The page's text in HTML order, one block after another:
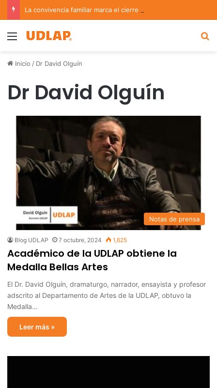
Menu
Inicio / Dr David Olguín
Dr David Olguín
Notas de prensa
Blog UDLAP 7 octubre, 2024 1,625
Académico de la UDLAP obtiene la
Medalla Bellas Artes
El Dr. David Olguín, dramaturgo, narrador, ensayista y profesor
adscrito al Departamento de Artes de la UDLAP, obtuvo la
Medalla…
Leer más »